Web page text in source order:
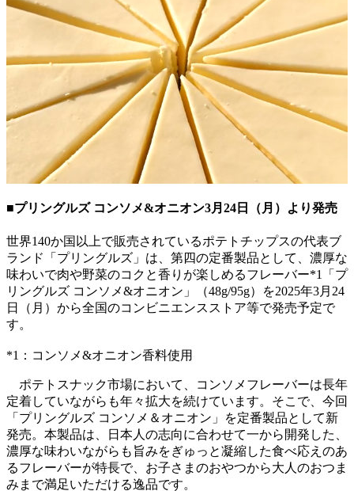
■プリングルズ コンソメ&オニオン3月24日（月）より発売
世界140か国以上で販売されているポテトチップスの代表ブ
ランド「プリングルズ」は、第四の定番製品として、濃厚な
味わいで肉や野菜のコクと香りが楽しめるフレーバー*1「プ
リングルズ コンソメ&オニオン」（48g/95g）を2025年3月24
日（月）から全国のコンビニエンスストア等で発売予定で
す。
*1：コンソメ&オニオン香料使用
ポテトスナック市場において、コンソメフレーバーは長年
定着していながらも年々拡大を続けています。そこで、今回
「プリングルズ コンソメ＆オニオン」を定番製品として新
発売。本製品は、日本人の志向に合わせて一から開発した、
濃厚な味わいながらも旨みをぎゅっと凝縮した食べ応えのあ
るフレーバーが特長で、お子さまのおやつから大人のおつま
みまで満足いただける逸品です。